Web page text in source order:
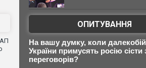
ОПИТУВАННЯ
На вашу думку, коли
України примусять росію сісти
переговорів?